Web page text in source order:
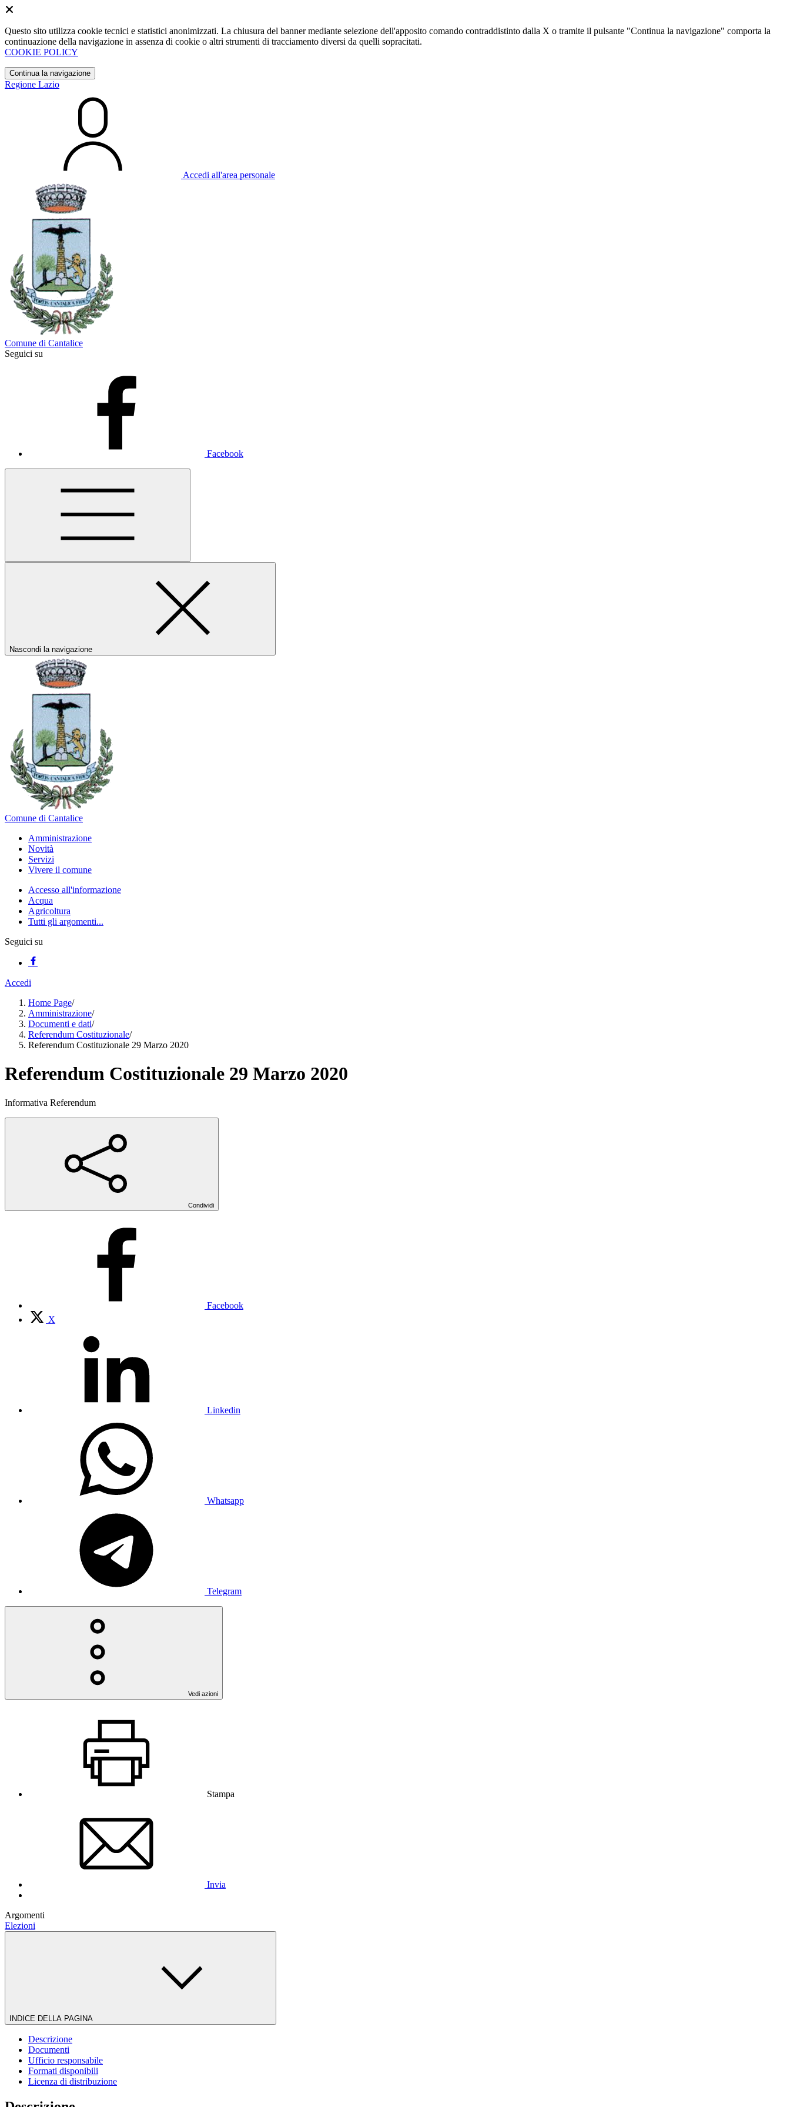
Questo sito utilizza cookie tecnici e statistici anonimizzati. La chiusura del banner mediante selezione dell'apposito comando contraddistinto dalla X o tramite il pulsante "Continua la navigazione" comporta la
continuazione della navigazione in assenza di cookie o altri strumenti di tracciamento diversi da quelli sopracitati.
COOKIE POLICY
Continua la navigazione
Regione Lazio
Accedi all'area personale
Comune di Cantalice
Seguici su
Facebook
Nascondi la navigazione
Comune di Cantalice
Amministrazione
Novità
Servizi
Vivere il comune
Accesso all'informazione
Acqua
Agricoltura
Tutti gli argomenti...
Seguici su
Accedi
Home Page/
Amministrazione/
Documenti e dati/
Referendum Costituzionale/
Referendum Costituzionale 29 Marzo 2020
Referendum Costituzionale 29 Marzo 2020
Informativa Referendum
Condividi
Facebook
X
Linkedin
Whatsapp
Telegram
Vedi azioni
Stampa
Invia
Argomenti
Elezioni
INDICE DELLA PAGINA
Descrizione
Documenti
Ufficio responsabile
Formati disponibili
Licenza di distribuzione